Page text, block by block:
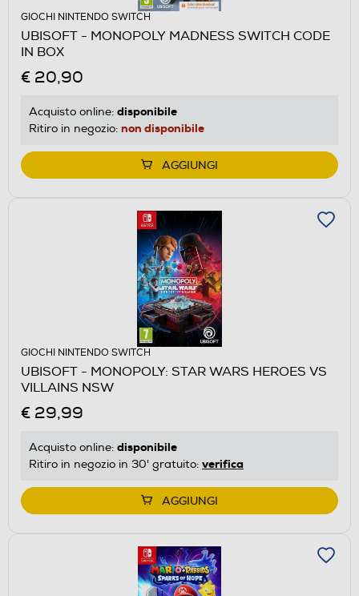
GIOCHI NINTENDO SWITCH
UBISOFT - MONOPOLY MADNESS SWITCH CODE
IN BOX
€ 20,90
Acquisto online: disponibile
Ritiro in negozio: non disponibile
AGGIUNGI
GIOCHI NINTENDO SWITCH
UBISOFT - MONOPOLY: STAR WARS HEROES VS
VILLAINS NSW
€ 29,99
Acquisto online: disponibile
Ritiro in negozio in 30' gratuito: verifica
AGGIUNGI